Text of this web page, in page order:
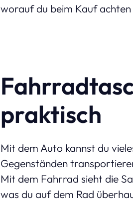
worauf du beim Kauf achten
praktisch
Mit dem Auto kannst du
Gegenständen
Mit dem Fahrrad sieht die
was du auf dem Rad